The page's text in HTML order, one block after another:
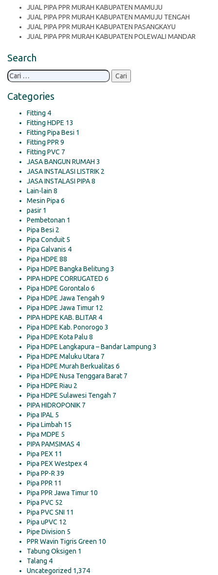
JUAL PIPA PPR MURAH KABUPATEN MAMUJU
JUAL PIPA PPR MURAH KABUPATEN MAMUJU TENGAH
JUAL PIPA PPR MURAH KABUPATEN PASANGKAYU
JUAL PIPA PPR MURAH KABUPATEN POLEWALI MANDAR
Search
Cari
untuk:
Categories
Fitting 4
Fitting HDPE 13
Fitting Pipa Besi 1
Fitting PPR 9
Fitting PVC 7
JASA BANGUN RUMAH 3
JASA INSTALASI LISTRIK 2
JASA INSTALASI PIPA8
Lain-lain 8
Mesin Pipa 6
pasir 1
Pembetonan 1
Pipa Besi 2
Pipa Conduit 5
Pipa Galvanis 4
Pipa HDPE 88
Pipa HDPE Bangka Belitung 3
PIPA HDPE CORRUGATED 6
Pipa HDPE Gorontalo 6
Pipa HDPE Jawa Tengah 9
Pipa HDPE Jawa Timur 12
PIPA HDPE KAB. BLITAR 4
Pipa HDPE Kab. Ponorogo 3
Pipa HDPE Kota Palu 8
Pipa HDPE Langkapura – Bandar Lampung 3
Pipa HDPE Maluku Utara 7
Pipa HDPE Murah Berkualitas 6
Pipa HDPE Nusa Tenggara Barat 7
Pipa HDPE Riau 2
Pipa HDPE Sulawesi Tengah 7
PIPA HIDROPONIK 7
Pipa IPAL 5
Pipa Limbah 15
Pipa MDPE 5
PIPA PAMSIMAS 4
Pipa PEX 11
Pipa PEX Westpex 4
Pipa PP-R 39
Pipa PPR 11
Pipa PPR Jawa Timur 10
Pipa PVC 52
Pipa PVC SNI 11
Pipa uPVC 12
Pipe Division 5
PPR Wavin Tigris Green 10
Tabung Oksigen 1
Talang 4
Uncategorized 1,374